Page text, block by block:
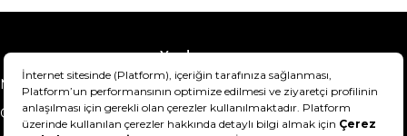
Yardım
Mesafeli Satış Sözleşmesi
Teslimat Bilgisi
Gizlilik Sözleşmesi
Şartlar & Koşullar